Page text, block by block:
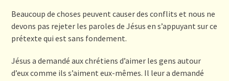
Beaucoup de choses peuvent causer des conflits et nous ne
devons pas rejeter les paroles de Jésus en s’appuyant sur ce
prétexte qui est sans fondement.
Jésus a demandé aux chrétiens d’aimer les gens autour
d’eux comme ils s’aiment eux-mêmes. Il leur a demandé